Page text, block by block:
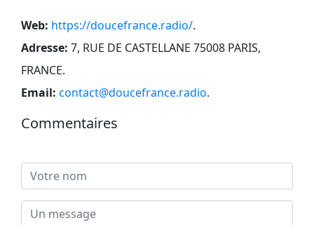
Web: https://doucefrance.radio/.
Adresse: 7, RUE DE CASTELLANE 75008 PARIS,
FRANCE.
Email: contact@doucefrance.radio.
Commentaires